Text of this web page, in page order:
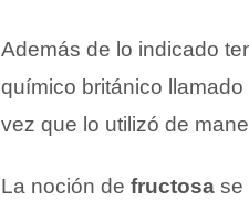
Además de lo indicado
químico británico
vez que lo utilizó de
La noción de fructosa se